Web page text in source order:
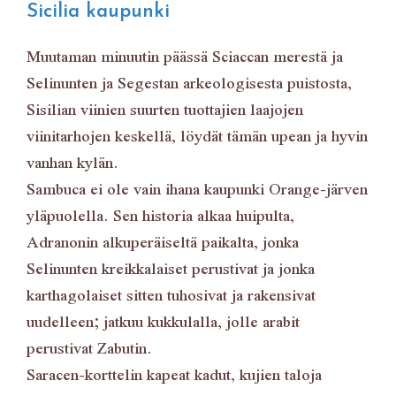
Sicilia kaupunki
Muutaman minuutin päässä Sciaccan merestä ja
Selinunten ja Segestan arkeologisesta puistosta,
Sisilian viinien suurten tuottajien laajojen
viinitarhojen keskellä, löydät tämän upean ja hyvin
vanhan kylän.
Sambuca ei ole vain ihana kaupunki Orange-järven
yläpuolella. Sen historia alkaa huipulta,
Adranonin alkuperäiseltä paikalta, jonka
Selinunten kreikkalaiset perustivat ja jonka
karthagolaiset sitten tuhosivat ja rakensivat
uudelleen; jatkuu kukkulalla, jolle arabit
perustivat Zabutin.
Saracen-korttelin kapeat kadut, kujien taloja